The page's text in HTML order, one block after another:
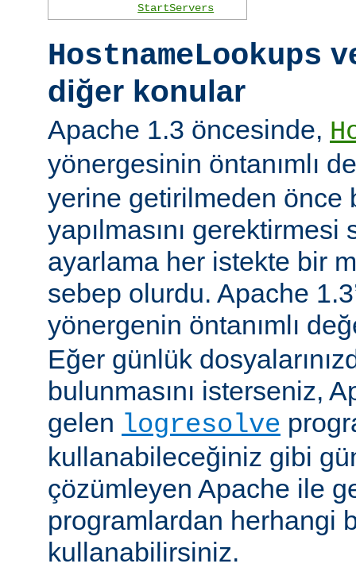
StartServers
HostnameLookups
diğer konular
Apache 1.3 öncesinde,
yönergesinin öntanımlı
yerine getirilmeden önce
yapılmasını
ayarlama her istekte bir
sebep olurdu. Apache
yönergenin öntanımlı
Eğer günlük
bulunmasını isterseniz,
gelen logresolve
kullanabileceğiniz gibi
çözümleyen Apache ile
programlardan herhangi
kullanabilirsiniz.